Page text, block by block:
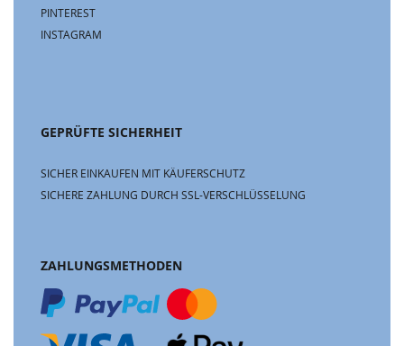
PINTEREST
INSTAGRAM
GEPRÜFTE SICHERHEIT
SICHER EINKAUFEN MIT KÄUFERSCHUTZ
SICHERE ZAHLUNG DURCH SSL-VERSCHLÜSSELUNG
ZAHLUNGSMETHODEN